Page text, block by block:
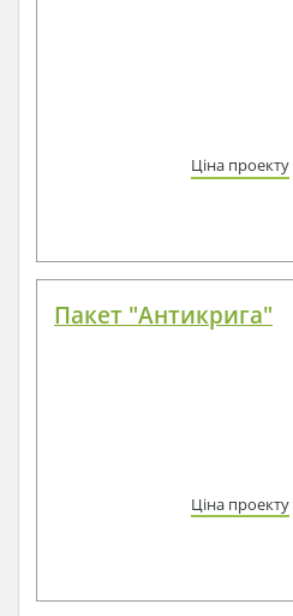
Ціна проекту
Пакет "Антикрига"
Ціна проекту